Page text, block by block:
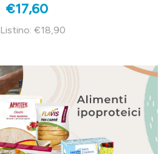
€17,60
Listino: €18,90